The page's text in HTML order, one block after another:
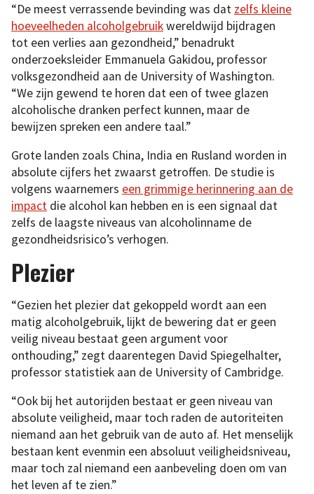
“De meest verrassende bevinding was dat zelfs kleine
hoeveelheden alcoholgebruikwereldwijd bijdragen
tot een verlies aan gezondheid,” benadrukt
onderzoeksleider Emmanuela Gakidou, professor
volksgezondheid aan de University of Washington.
“We zijn gewend te horen dat een of twee glazen
alcoholische dranken perfect kunnen, maar de
bewijzen spreken een andere taal.”
Grote landen zoals China, India en Rusland worden in
absolute cijfers het zwaarst getroffen. De studie is
volgens waarnemers een grimmige herinnering aan de
impact die alcohol kan hebben en is een signaal dat
zelfs de laagste niveaus van alcoholinname de
gezondheidsrisico’s verhogen.
Plezier
“Gezien het plezier dat gekoppeld wordt aan een
matig alcoholgebruik, lijkt de bewering dat er geen
veilig niveau bestaat geen argument voor
onthouding,” zegt daarentegen David Spiegelhalter,
professor statistiek aan de University of Cambridge.
“Ook bij het autorijden bestaat er geen niveau van
absolute veiligheid, maar toch raden de autoriteiten
niemand aan het gebruik van de auto af. Het menselijk
bestaan kent evenmin een absoluut veiligheidsniveau,
maar toch zal niemand een aanbeveling doen om van
het leven af te zien.”